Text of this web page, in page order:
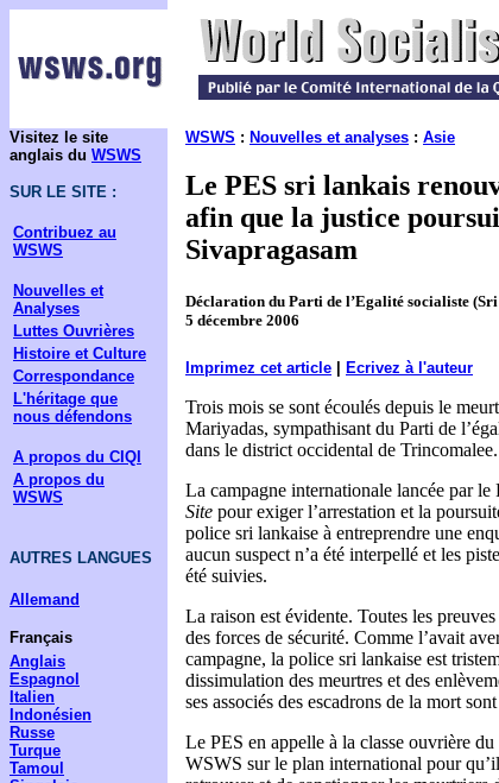
Visitez le site
anglais du WSWS
SUR LE SITE :
Contribuez au
WSWS
Nouvelles et
Analyses
Luttes Ouvrières
Histoire et Culture
Correspondance
L'héritage que
nous défendons
A propos du CIQI
A propos du
WSWS
AUTRES LANGUES
Allemand
Français
Anglais
Espagnol
Italien
Indonésien
Russe
Turque
Tamoul
WSWS : Nouvelles et analyses : Asie
Le PES sri lankais
afin que la justice
Sivapragasam
Déclaration du Parti de l’Egalité socialiste
5 décembre 2006
Imprimez cet article Ecrivez à l'auteur
Trois mois se sont écoulés depuis le
Mariyadas, sympathisant du Parti de
dans le district occidental de Trincomalee.
La campagne internationale lancée par le
Site pour exiger l’arrestation et la
police sri lankaise à entreprendre une
aucun suspect n’a été interpellé et les
été suivies.
La raison est évidente. Toutes les
des forces de sécurité. Comme l’avait
campagne, la police sri lankaise est
dissimulation des meurtres et des
ses associés des escadrons de la mort
Le PES en appelle à la classe ouvrière
WSWS sur le plan international pour